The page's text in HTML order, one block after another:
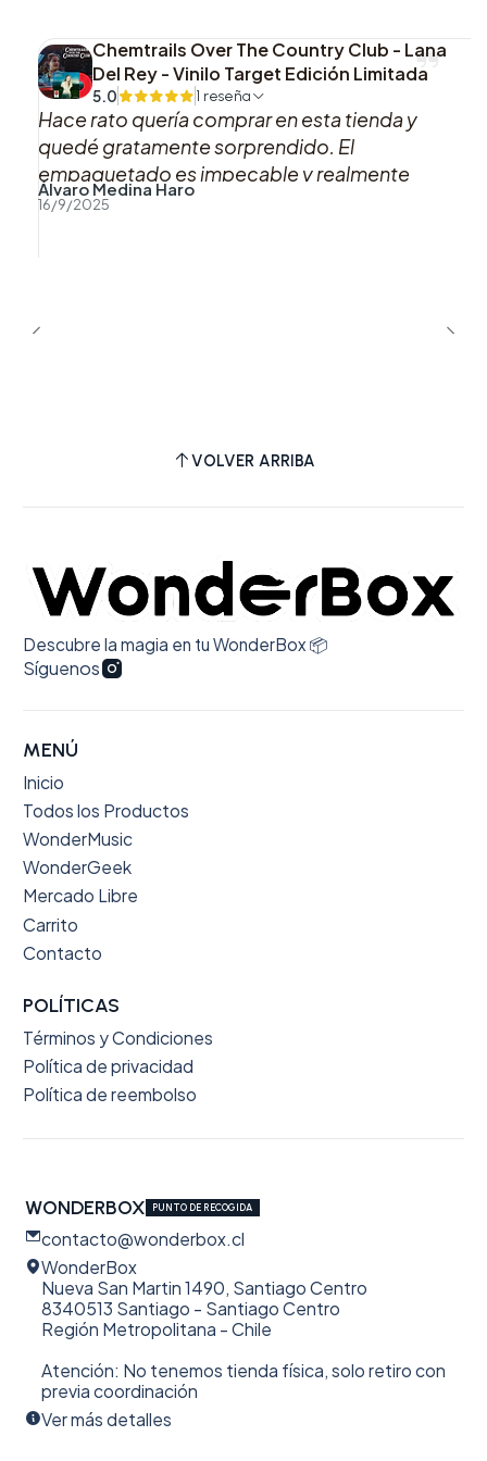
Chemtrails Over The Country Club - Lana
Del Rey - Vinilo Target Edición Limitada
5.0 1 reseña
Hace rato quería comprar en esta tienda y
quedé gratamente sorprendido. El
empaquetado es impecable y realmente
marca la diferencia. Definitivamente volveré
Álvaro Medina Haro
16/9/2025
VOLVER ARRIBA
Descubre la magia en tu WonderBox 📦
Síguenos
MENÚ
Inicio
Todos los Productos
WonderMusic
WonderGeek
Mercado Libre
Carrito
Contacto
POLÍTICAS
Términos y Condiciones
Política de privacidad
Política de reembolso
WONDERBOX PUNTO DE RECOGIDA
contacto@wonderbox.cl
WonderBox
Nueva San Martin 1490, Santiago Centro
8340513 Santiago - Santiago Centro
Región Metropolitana - Chile
Atención: No tenemos tienda física, solo retiro con
previa coordinación
Ver más detalles